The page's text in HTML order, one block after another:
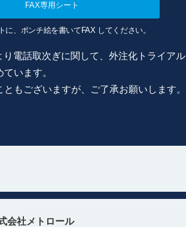
FAX専用シート
に、ポンチ絵を書いてFAX してください。
電話取次ぎに関して、外注化トライアル
います。
もございますが、ご了承お願いします。
会社メトロール